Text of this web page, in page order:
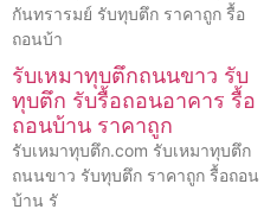
กันทรารมย์ รับทุบตึก ราคาถูก รื้อ
ถอนบ้า
รับเหมาทุบตึกถนนขาว รับ
ทุบตึก รับรื้อถอนอาคาร รื้อ
ถอนบ้าน ราคาถูก
รับเหมาทุบตึก.com รับเหมาทุบตึก
ถนนขาว รับทุบตึก ราคาถูก รื้อถอน
บ้าน รั